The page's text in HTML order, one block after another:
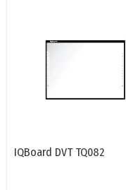
IQBoard DVT TQ082